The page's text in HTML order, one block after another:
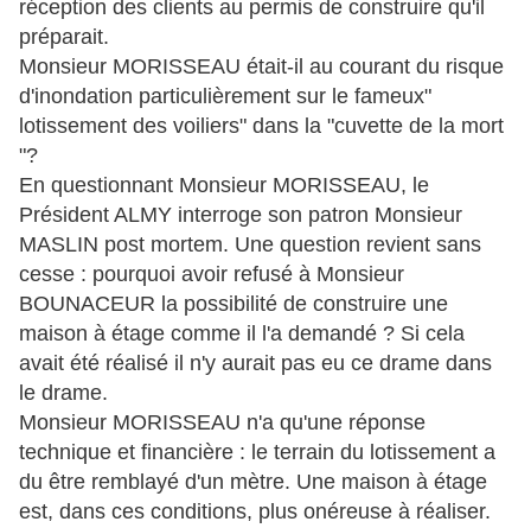
réception des clients au permis de construire qu'il
préparait.
Monsieur MORISSEAU était-il au courant du risque
d'inondation particulièrement sur le fameux"
lotissement des voiliers" dans la "cuvette de la mort
"?
En questionnant Monsieur MORISSEAU, le
Président ALMY interroge son patron Monsieur
MASLIN post mortem. Une question revient sans
cesse : pourquoi avoir refusé à Monsieur
BOUNACEUR la possibilité de construire une
maison à étage comme il l'a demandé ? Si cela
avait été réalisé il n'y aurait pas eu ce drame dans
le drame.
Monsieur MORISSEAU n'a qu'une réponse
technique et financière : le terrain du lotissement a
du être remblayé d'un mètre. Une maison à étage
est, dans ces conditions, plus onéreuse à réaliser.